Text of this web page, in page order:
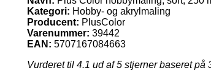
Kategori: Hobby- og akrylmaling
Producent: PlusColor
Varenummer: 39442
EAN: 5707167084663
Vurderet til 4.1 ud af 5 stjerner baseret på